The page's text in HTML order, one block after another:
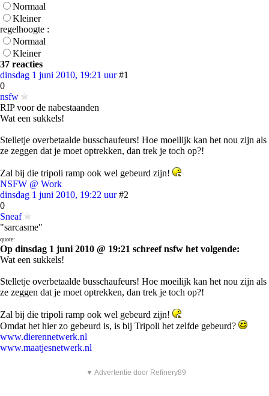
Normaal
Kleiner
regelhoogte :
Normaal
Kleiner
37 reacties
dinsdag 1 juni 2010, 19:21 uur #1
0
nsfw
RIP voor de nabestaanden
Wat een sukkels!
Stelletje overbetaalde busschaufeurs! Hoe moeilijk kan het nou zijn als
ze zeggen dat je moet optrekken, dan trek je toch op?!
Zal bij die tripoli ramp ook wel gebeurd zijn!
NSFW @ Work
dinsdag 1 juni 2010, 19:22 uur #2
0
Sneaf
"sarcasme"
quote:
Op dinsdag 1 juni 2010 @ 19:21 schreef nsfw het volgende:
Wat een sukkels!
Stelletje overbetaalde busschaufeurs! Hoe moeilijk kan het nou zijn als
ze zeggen dat je moet optrekken, dan trek je toch op?!
Zal bij die tripoli ramp ook wel gebeurd zijn!
Omdat het hier zo gebeurd is, is bij Tripoli het zelfde gebeurd?
www.dierennetwerk.nl
www.maatjesnetwerk.nl
▼ Advertentie door Refinery89